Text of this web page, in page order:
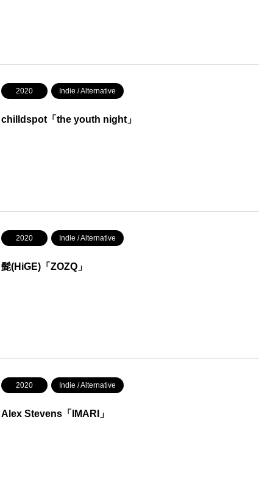
2020 Indie / Alternative
chilldspot「the youth night」
2020 Indie / Alternative
髭(HiGE)「ZOZQ」
2020 Indie / Alternative
Alex Stevens「IMARI」